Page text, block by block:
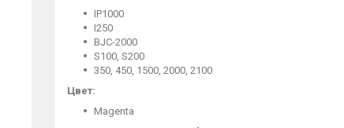
IP1000
I250
BJC-2000
S100, S200
350, 450, 1500, 2000, 2100
Цвет:
Magenta